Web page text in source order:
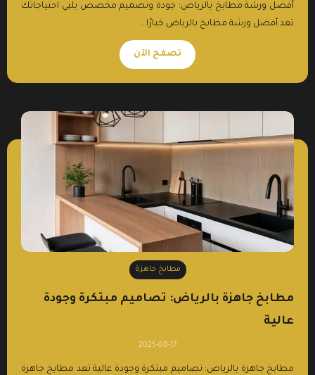
أفضل ورشة مطابخ بالرياض: جودة وتصميم مخصص يلبي احتياجاتك
تعد أفضل ورشة مطابخ بالرياض خيارًا...
تصفح الآن
مطابخ جاهزة
مطابخ جاهزة بالرياض: تصاميم مبتكرة وجودة
عالية
2025-08-17
مطابخ جاهزة بالرياض: تصاميم مبتكرة وجودة عالية تعد مطابخ جاهزة